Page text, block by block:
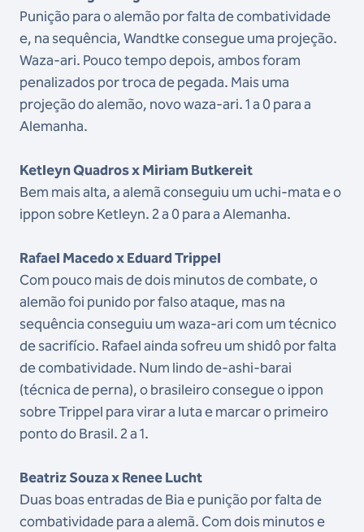
Punição para o alemão por falta de combatividade
e, na sequência, Wandtke consegue uma projeção.
Waza-ari. Pouco tempo depois, ambos foram
penalizados por troca de pegada. Mais uma
projeção do alemão, novo waza-ari. 1 a 0 para a
Alemanha.
Ketleyn Quadros x Miriam Butkereit
Bem mais alta, a alemã conseguiu um uchi-mata e o
ippon sobre Ketleyn. 2 a 0 para a Alemanha.
Rafael Macedo x Eduard Trippel
Com pouco mais de dois minutos de combate, o
alemão foi punido por falso ataque, mas na
sequência conseguiu um waza-ari com um técnico
de sacrifício. Rafael ainda sofreu um shidô por falta
de combatividade. Num lindo de-ashi-barai
(técnica de perna), o brasileiro consegue o ippon
sobre Trippel para virar a luta e marcar o primeiro
ponto do Brasil. 2 a 1.
Beatriz Souza x Renee Lucht
Duas boas entradas de Bia e punição por falta de
combatividade para a alemã. Com dois minutos e